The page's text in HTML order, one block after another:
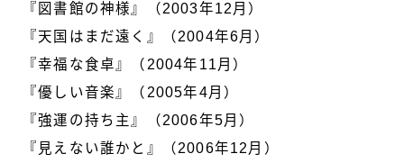
『図書館の神様』（2003年12月）
『天国はまだ遠く』（2004年6月）
『幸福な食卓』（2004年11月）
『優しい音楽』（2005年4月）
『強運の持ち主』（2006年5月）
『見えない誰かと』（2006年12月）